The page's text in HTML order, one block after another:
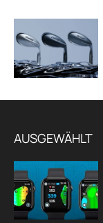
AUSGEWÄHLT